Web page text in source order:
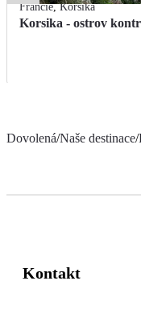
Francie,Korsika
Korsika - ostrov
Dovolená/Naše destinace/
Kontakt